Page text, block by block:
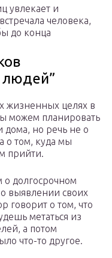
увлекает и
человека,
до конца
людей”
жизненных целях в
можем планировать
но речь не о
о том, куда мы
прийти.
о долгосрочном
выявлении своих
говорит о том, что
метаться из
а потом
что-то другое.